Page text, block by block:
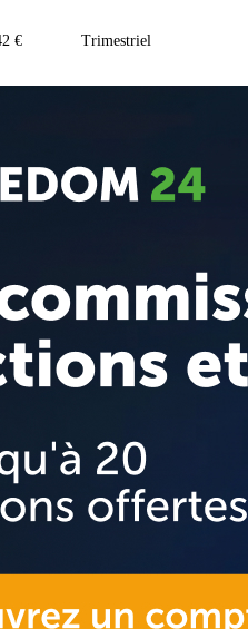
€ Trimestriel